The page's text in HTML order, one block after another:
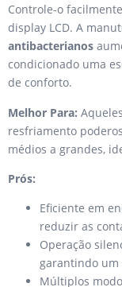
Controle-o
display LCD. A
antibacterianos
condicionado uma
de conforto.
Melhor Para:
resfriamento
médios a grandes,
Prós:
Eficiente em
reduzir as
Operação
garantindo um
Múltiplos